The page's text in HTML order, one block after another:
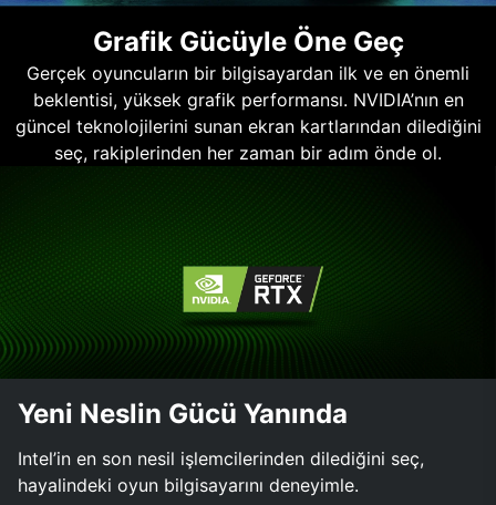
Grafik Gücüyle Öne Geç
Gerçek oyuncuların bir bilgisayardan ilk ve en önemli
beklentisi, yüksek grafik performansı. NVIDIA’nın en
güncel teknolojilerini sunan ekran kartlarından dilediğini
seç, rakiplerinden her zaman bir adım önde ol.
Yeni Neslin Gücü Yanında
Intel’in en son nesil işlemcilerinden dilediğini seç,
hayalindeki oyun bilgisayarını deneyimle.